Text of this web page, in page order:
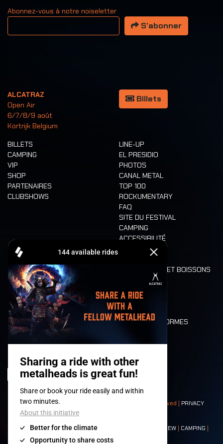
Abonnez-vous à notre noiseletter
Votre adresse email
S’abonner
ALCATRAZ
Open Air
6/7/8/9 août
Kortrijk Belgium
Billets
BILLETS
CAMPING
VIP
SHOP
PARTENAIRES
CLUBSHOWS
LINE-UP
EL PRESIDIO
PHOTOS
CANAL METAL
TOP 100
ROCKUMENTARY
FAQ
SITE DU FESTIVAL
CAMPING
ACCESSIBILITÉ
CASHLESS
ALIMENTATION ET BOISSONS
LONE WOLVES
PLAN
DEATH RIDE
VALEURS ET NORMES
HISTOIRE
© 2008-2026- Apache Productions VZW – All rights reserved | PRIVACY
POLICY|CONDITIONS GÉNÉRALES
Contact:GENERAL| PARTNERSHIPS CREW | CAMPING |
NEIGHBOURS